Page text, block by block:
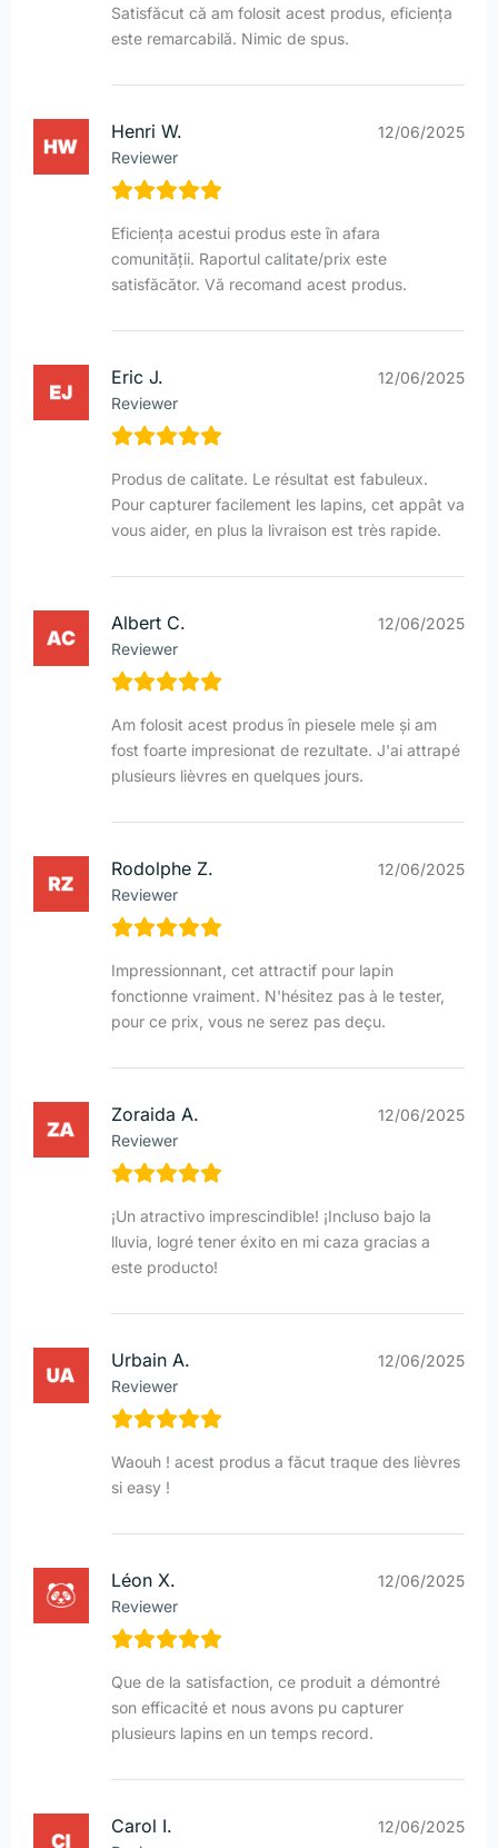
Satisfăcut că am folosit acest produs, eficiența
este remarcabilă. Nimic de spus.
Henri W.
Reviewer
12/06/2025
Eficiența acestui produs este în afara
comunității. Raportul calitate/prix este
satisfăcător. Vă recomand acest produs.
Eric J.
Reviewer
12/06/2025
Produs de calitate. Le résultat est fabuleux.
Pour capturer facilement les lapins, cet appât va
vous aider, en plus la livraison est très rapide.
Albert C.
Reviewer
12/06/2025
Am folosit acest produs în piesele mele și am
fost foarte impresionat de rezultate. J'ai attrapé
plusieurs lièvres en quelques jours.
Rodolphe Z.
Reviewer
12/06/2025
Impressionnant, cet attractif pour lapin
fonctionne vraiment. N'hésitez pas à le tester,
pour ce prix, vous ne serez pas deçu.
Zoraida A.
Reviewer
12/06/2025
¡Un atractivo imprescindible! ¡Incluso bajo la
lluvia, logré tener éxito en mi caza gracias a
este producto!
Urbain A.
Reviewer
12/06/2025
Waouh ! acest produs a făcut traque des lièvres
si easy !
Léon X.
Reviewer
12/06/2025
Que de la satisfaction, ce produit a démontré
son efficacité et nous avons pu capturer
plusieurs lapins en un temps record.
Carol I. 12/06/2025